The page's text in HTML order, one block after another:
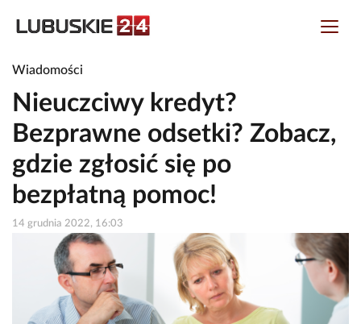
Wiadomości
Nieuczciwy kredyt?
Bezprawne odsetki? Zobacz,
gdzie zgłosić się po
bezpłatną pomoc!
14 grudnia 2022, 16:03